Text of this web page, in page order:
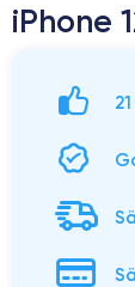
iPhone